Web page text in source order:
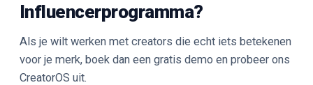
Influencerprogramma?
Als je wilt werken met creators die echt iets betekenen
voor je merk, boek dan een gratis demo en probeer ons
CreatorOS uit.